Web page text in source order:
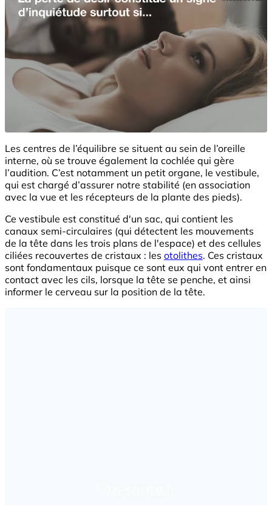
Les centres de l’équilibre se situent au sein de l’oreille
interne, où se trouve également la cochlée qui gère
l’audition. C’est notamment un petit organe, le vestibule,
qui est chargé d’assurer notre stabilité (en association
avec la vue et les récepteurs de la plante des pieds).
Ce vestibule est constitué d'un sac, qui contient les
canaux semi-circulaires (qui détectent les mouvements
de la tête dans les trois plans de l'espace) et des cellules
ciliées recouvertes de cristaux : les otolithes. Ces cristaux
sont fondamentaux puisque ce sont eux qui vont entrer en
contact avec les cils, lorsque la tête se penche, et ainsi
informer le cerveau sur la position de la tête.